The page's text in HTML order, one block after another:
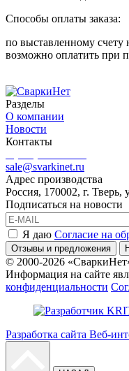
Способы оплаты заказа:
по выставленному
возможно оплатить при
Разделы
О компании
Новости
Контакты
sale@svarkinet.ru
Адрес производства
Россия, 170002, г. Тверь,
Подписаться на новости
Я даю Согласие на
Отзывы и предложения
© 2000-2026
Информация на сайте
конфиденциальности
Разработка сайта Веб-